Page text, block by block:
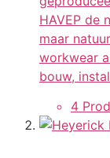
HAVEP de
maar
workwear
bouw,
4